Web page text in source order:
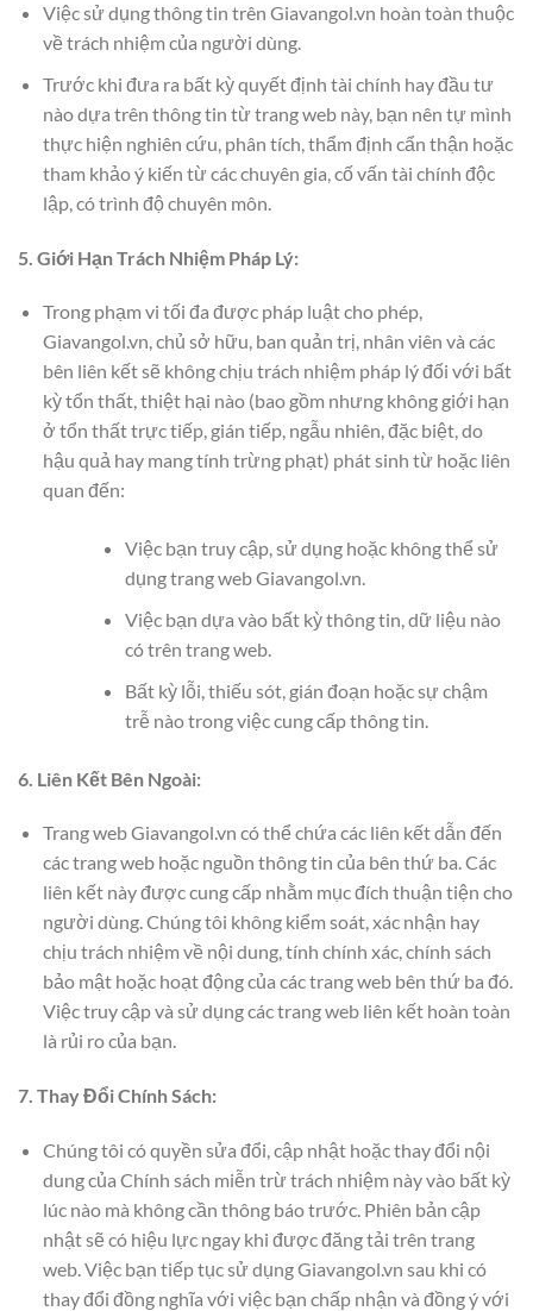
Việc sử dụng thông tin trên Giavangol.vn hoàn toàn thuộc
về trách nhiệm của người dùng.
Trước khi đưa ra bất kỳ quyết định tài chính hay đầu tư
nào dựa trên thông tin từ trang web này, bạn nên tự mình
thực hiện nghiên cứu, phân tích, thẩm định cẩn thận hoặc
tham khảo ý kiến từ các chuyên gia, cố vấn tài chính độc
lập, có trình độ chuyên môn.
5. Giới Hạn Trách Nhiệm Pháp Lý:
Trong phạm vi tối đa được pháp luật cho phép,
Giavangol.vn, chủ sở hữu, ban quản trị, nhân viên và các
bên liên kết sẽ không chịu trách nhiệm pháp lý đối với bất
kỳ tổn thất, thiệt hại nào (bao gồm nhưng không giới hạn
ở tổn thất trực tiếp, gián tiếp, ngẫu nhiên, đặc biệt, do
hậu quả hay mang tính trừng phạt) phát sinh từ hoặc liên
quan đến:
Việc bạn truy cập, sử dụng hoặc không thể sử
dụng trang web Giavangol.vn.
Việc bạn dựa vào bất kỳ thông tin, dữ liệu nào
có trên trang web.
Bất kỳ lỗi, thiếu sót, gián đoạn hoặc sự chậm
trễ nào trong việc cung cấp thông tin.
6. Liên Kết Bên Ngoài:
Trang web Giavangol.vn có thể chứa các liên kết dẫn đến
các trang web hoặc nguồn thông tin của bên thứ ba. Các
liên kết này được cung cấp nhằm mục đích thuận tiện cho
người dùng. Chúng tôi không kiểm soát, xác nhận hay
chịu trách nhiệm về nội dung, tính chính xác, chính sách
bảo mật hoặc hoạt động của các trang web bên thứ ba đó.
Việc truy cập và sử dụng các trang web liên kết hoàn toàn
là rủi ro của bạn.
7. Thay Đổi Chính Sách:
Chúng tôi có quyền sửa đổi, cập nhật hoặc thay đổi nội
dung của Chính sách miễn trừ trách nhiệm này vào bất kỳ
lúc nào mà không cần thông báo trước. Phiên bản cập
nhật sẽ có hiệu lực ngay khi được đăng tải trên trang
web. Việc bạn tiếp tục sử dụng Giavangol.vn sau khi có
thay đổi đồng nghĩa với việc bạn chấp nhận và đồng ý với